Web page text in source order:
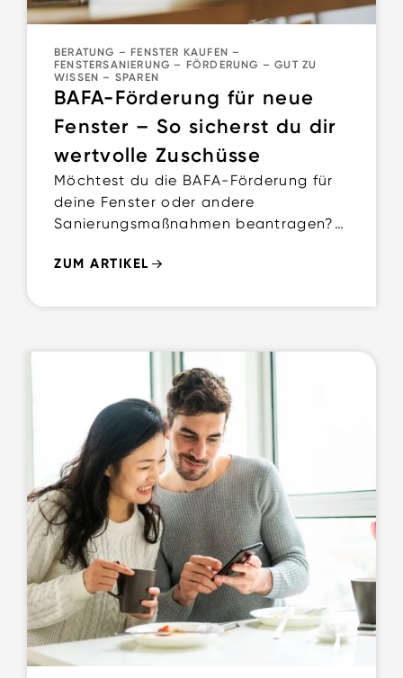
BERATUNG – FENSTER KAUFEN –
FENSTERSANIERUNG – FÖRDERUNG –GUT ZU
WISSEN – SPAREN
BAFA-Förderung für neue
Fenster – So sicherst du dir
wertvolle Zuschüsse
Möchtest du die BAFA-Förderung für
deine Fenster oder andere
Sanierungsmaßnahmen beantragen?
du vorgehst und was du beachten
ZUM ARTIKEL